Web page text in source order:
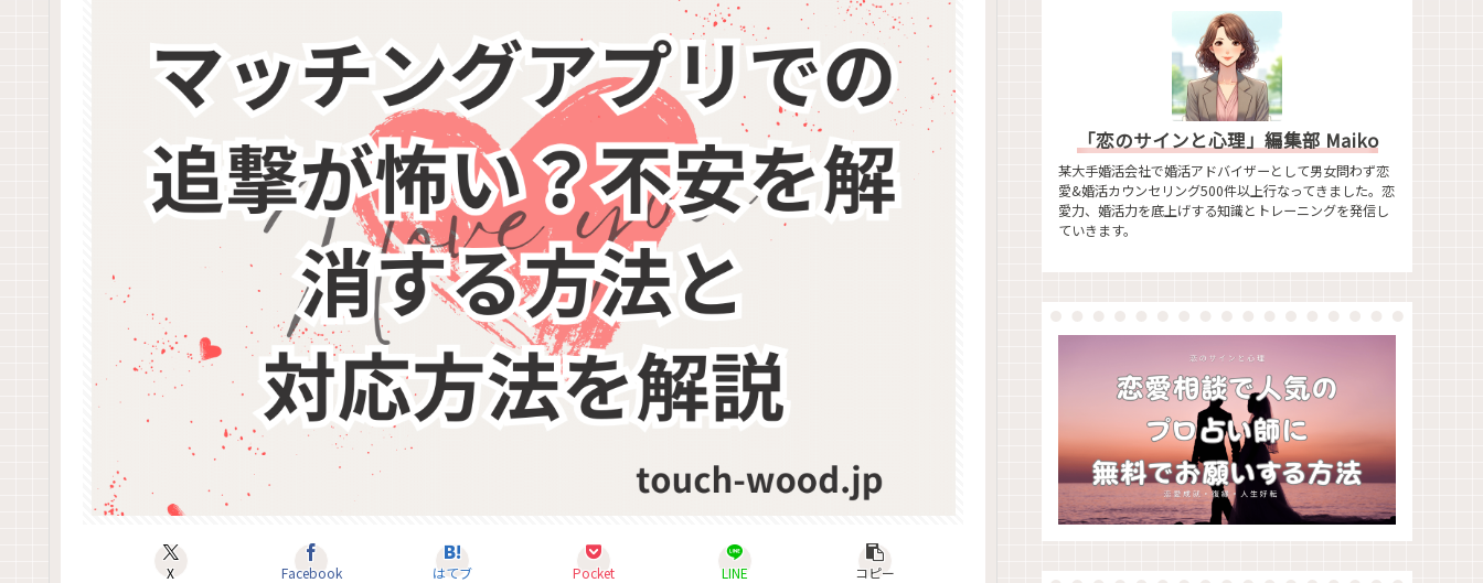
X Facebook はてブ Pocket LINE コピー
「恋のサインと心理」編集部 Maiko
某大手婚活会社で婚活アドバイザーとして男女問わず恋
愛&婚活カウンセリング500件以上行なってきました。恋
愛力、婚活力を底上げする知識とトレーニングを発信し
ていきます。